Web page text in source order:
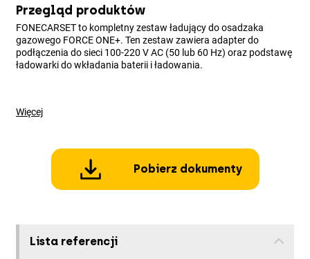
Przegląd produktów
FONECARSET to kompletny zestaw ładujący do osadzaka
gazowego FORCE ONE+. Ten zestaw zawiera adapter do
podłączenia do sieci 100-220 V AC (50 lub 60 Hz) oraz podstawę
ładowarki do wkładania baterii i ładowania.
Więcej
Pobierz dokumenty
Lista referencji